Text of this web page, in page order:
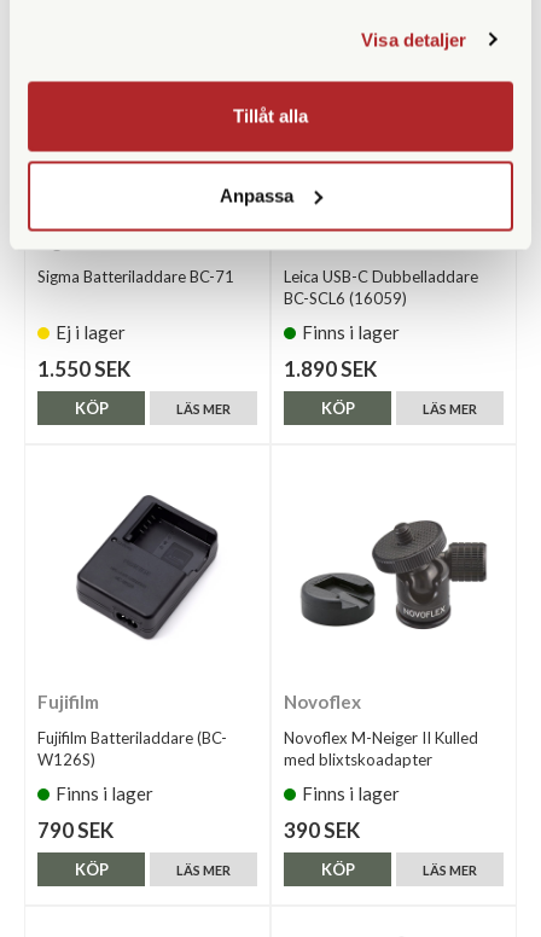
Visa detaljer
Tillåt alla
Anpassa
Sigma Batteriladdare BC-71
Ej i lager
1.550 SEK
LÄS MER
KÖP
Leica USB-C Dubbelladdare
BC-SCL6 (16059)
Finns i lager
1.890 SEK
LÄS MER
KÖP
Fujifilm
Fujifilm Batteriladdare (BC-
W126S)
Finns i lager
790 SEK
LÄS MER
KÖP
Novoflex
Novoflex M-Neiger II Kulled
med blixtskoadapter
Finns i lager
390 SEK
LÄS MER
KÖP